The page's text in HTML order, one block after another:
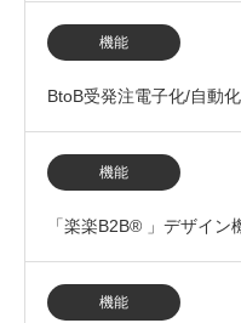
『営業支援機能』をリリ
機能
BtoB受発注電子化/自動
注フォーム機能」を実装
機能
「楽楽B2B® 」デザイ
簡単にサイトカラーや購
機能